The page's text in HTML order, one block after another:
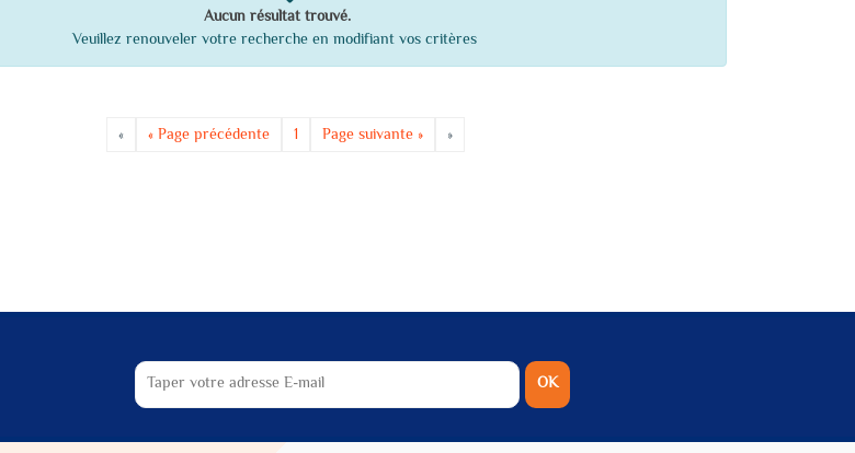
Aucun résultat trouvé.
Veuillez renouveler votre recherche en modifiant vos critères
« « Page précédente 1 Page suivante » »
OK